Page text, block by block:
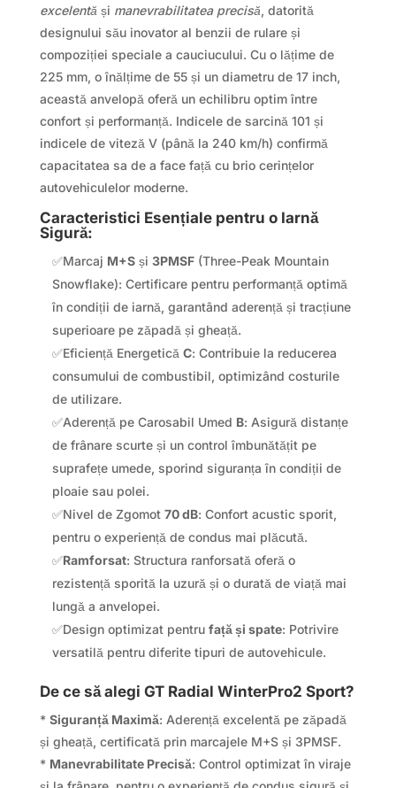
excelentă și manevrabilitatea precisă, datorită
designului său inovator al benzii de rulare și
compoziției speciale a cauciucului. Cu o lățime de
225 mm, o înălțime de 55 și un diametru de 17 inch,
această anvelopă oferă un echilibru optim între
confort și performanță. Indicele de sarcină 101 și
indicele de viteză V (până la 240 km/h) confirmă
capacitatea sa de a face față cu brio cerințelor
autovehiculelor moderne.
Caracteristici Esențiale pentru o Iarnă
Sigură:
✅Marcaj M+Sși 3PMSF(Three-Peak Mountain
Snowflake): Certificare pentru performanță optimă
în condiții de iarnă, garantând aderență și tracțiune
superioare pe zăpadă și gheață.
✅Eficiență Energetică C: Contribuie la reducerea
consumului de combustibil, optimizând costurile
de utilizare.
✅Aderență pe Carosabil Umed B: Asigură distanțe
de frânare scurte și un control îmbunătățit pe
suprafețe umede, sporind siguranța în condiții de
ploaie sau polei.
✅Nivel de Zgomot 70 dB: Confort acustic sporit,
pentru o experiență de condus mai plăcută.
✅Ramforsat: Structura ranforsată oferă o
rezistență sporită la uzură și o durată de viață mai
lungă a anvelopei.
✅Design optimizat pentru față și spate: Potrivire
versatilă pentru diferite tipuri de autovehicule.
De ce să alegi GT Radial WinterPro2 Sport?
* Siguranță Maximă: Aderență excelentă pe zăpadă
și gheață, certificată prin marcajele M+S și 3PMSF.
* Manevrabilitate Precisă: Control optimizat în viraje